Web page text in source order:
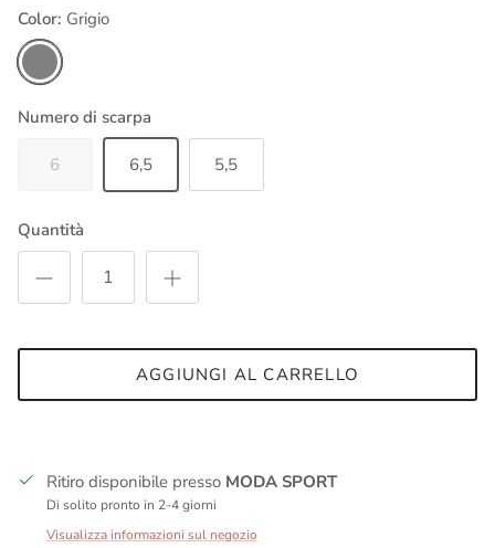
Color: Grigio
Grigio
Numero di scarpa
6 6,5 5,5
Quantità
AGGIUNGI AL CARRELLO
Ritiro disponibile presso MODA SPORT
Di solito pronto in 2-4 giorni
Visualizza informazioni sul negozio